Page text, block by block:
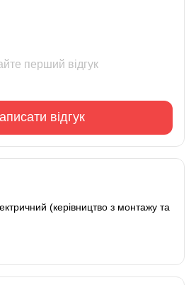
перший відгук
відгук
(керівництво з монтажу та